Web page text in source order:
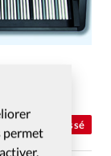
permetNon classé
faciliter